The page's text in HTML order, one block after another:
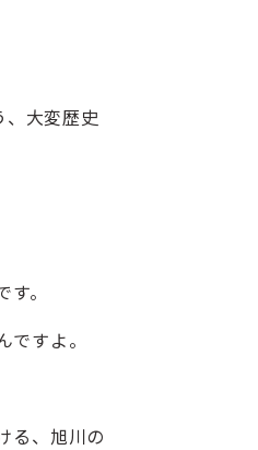
大変歴史
。
すよ。
る、旭川の